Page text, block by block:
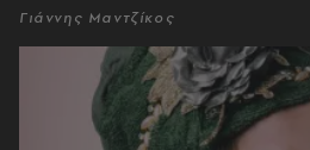
Γιάννης Μαντζίκος